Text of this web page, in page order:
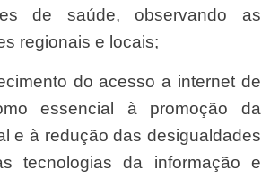
de saúde, observando as
regionais e locais;
essencial à promoção da
e à redução das desigualdades
tecnologias da informação e